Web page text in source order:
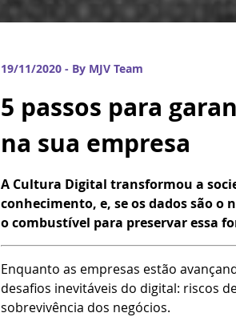
19/11/2020 - By MJV Team
5 passos para
na sua empresa
A Cultura Digital transformou a
conhecimento, e, se os dados são
o combustível para preservar essa
Enquanto as empresas estão
desafios inevitáveis do digital: riscos
sobrevivência dos negócios.